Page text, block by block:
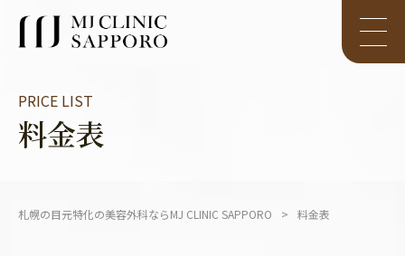
PRICE LIST
料金表
札幌の目元特化の美容外科ならMJ CLINIC SAPPORO 料金表